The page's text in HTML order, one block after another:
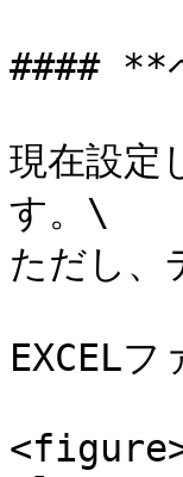
#### **
現在設定
す。\
ただし、
EXCELフ